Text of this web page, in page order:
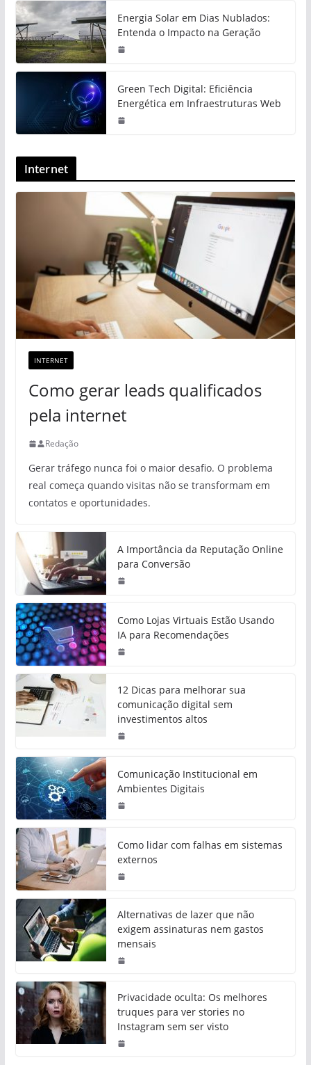
Energia Solar em Dias Nublados:
Entenda o Impacto na Geração
Green Tech Digital: Eficiência
Energética em Infraestruturas Web
Internet
INTERNET
Como gerar leads qualificados
pela internet
Redação
Gerar tráfego nunca foi o maior desafio. O problema
real começa quando visitas não se transformam em
contatos e oportunidades.
A Importância da Reputação Online
para Conversão
Como Lojas Virtuais Estão Usando
IA para Recomendações
12 Dicas para melhorar sua
comunicação digital sem
investimentos altos
Comunicação Institucional em
Ambientes Digitais
Como lidar com falhas em sistemas
externos
Alternativas de lazer que não
exigem assinaturas nem gastos
mensais
Privacidade oculta: Os melhores
truques para ver stories no
Instagram sem ser visto